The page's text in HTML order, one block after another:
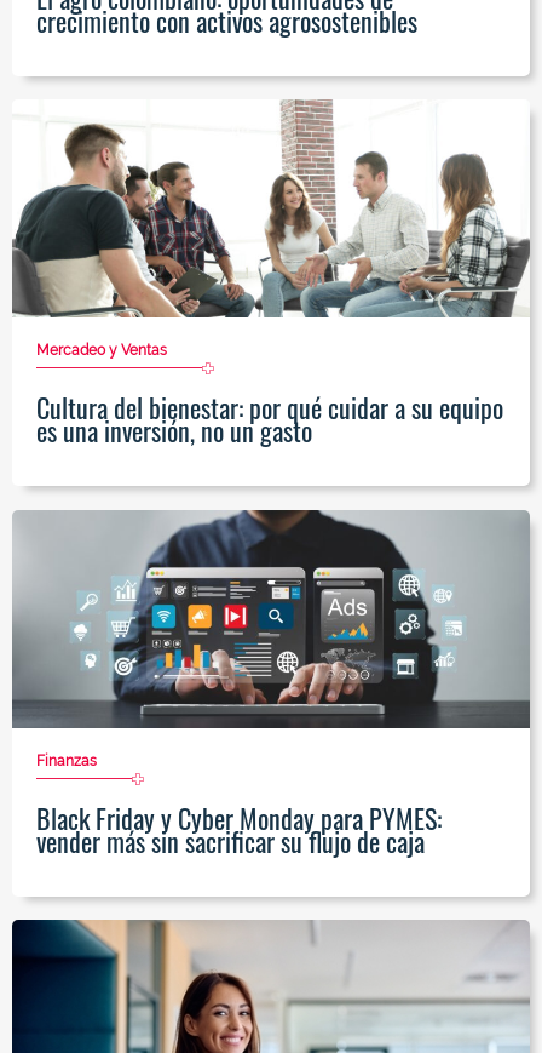
crecimiento con activos agrosostenibles
Mercadeo y Ventas
Cultura del bienestar: por qué cuidar a su equipo
es una inversión, no un gasto
Finanzas
Black Friday y Cyber Monday para PYMES:
vender más sin sacrificar su flujo de caja